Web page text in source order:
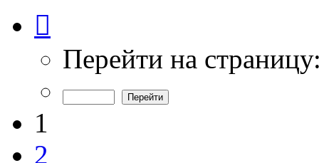
из
Перейти на
1
2